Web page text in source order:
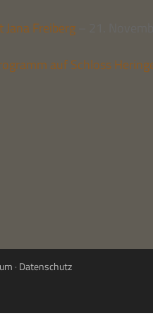
Frei­berg– 21.
auf Schloss
· Datenschutz